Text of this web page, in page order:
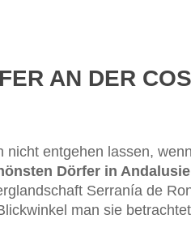
AN DER
nicht entgehen lassen,
Dörfer in
Serranía de
man sie